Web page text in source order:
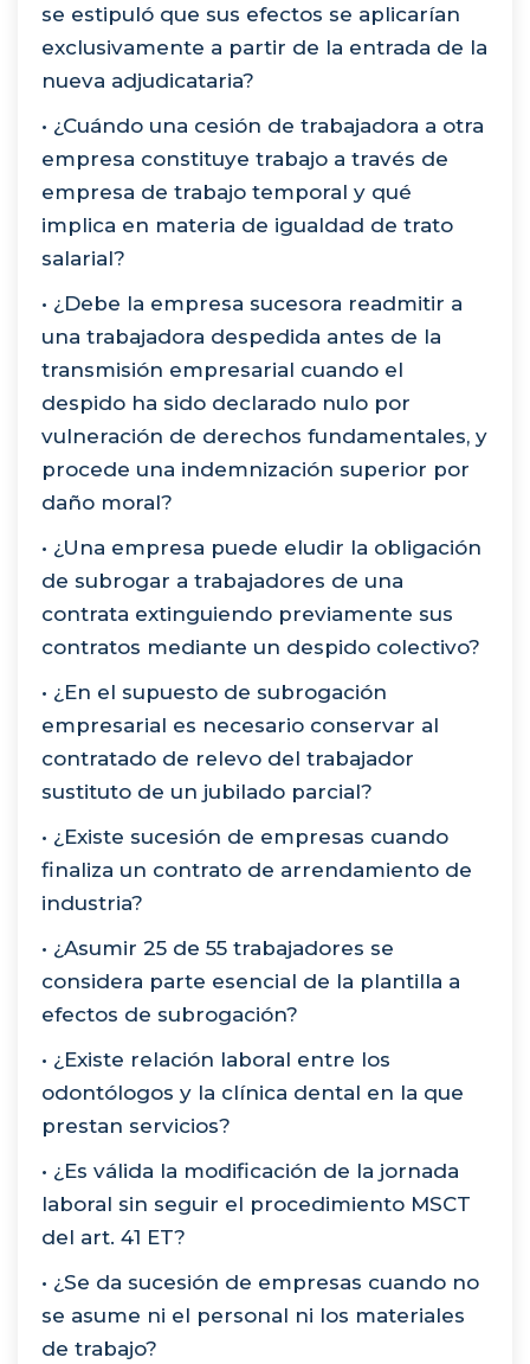
se estipuló que sus efectos se aplicarían
exclusivamente a partir de la entrada de la
nueva adjudicataria?
• ¿Cuándo una cesión de trabajadora a otra
empresa constituye trabajo a través de
empresa de trabajo temporal y qué
implica en materia de igualdad de trato
salarial?
• ¿Debe la empresa sucesora readmitir a
una trabajadora despedida antes de la
transmisión empresarial cuando el
despido ha sido declarado nulo por
vulneración de derechos fundamentales, y
procede una indemnización superior por
daño moral?
• ¿Una empresa puede eludir la obligación
de subrogar a trabajadores de una
contrata extinguiendo previamente sus
contratos mediante un despido colectivo?
• ¿En el supuesto de subrogación
empresarial es necesario conservar al
contratado de relevo del trabajador
sustituto de un jubilado parcial?
• ¿Existe sucesión de empresas cuando
finaliza un contrato de arrendamiento de
industria?
• ¿Asumir 25 de 55 trabajadores se
considera parte esencial de la plantilla a
efectos de subrogación?
• ¿Existe relación laboral entre los
odontólogos y la clínica dental en la que
prestan servicios?
• ¿Es válida la modificación de la jornada
laboral sin seguir el procedimiento MSCT
del art. 41 ET?
• ¿Se da sucesión de empresas cuando no
se asume ni el personal ni los materiales
de trabajo?